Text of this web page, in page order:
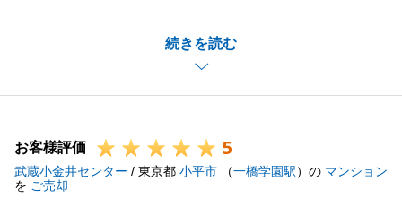
続きを読む
させることが出来たかと存じます。
多大なるご協力をいただき誠にありがとうございまし
た。
いましたらお気軽にお声がけください。
引き続きよろしくお願い申し上げます。
お客様評価 5
武蔵小金井センター / 東京都 小平市 （一橋学園駅）の マンション
を ご売却